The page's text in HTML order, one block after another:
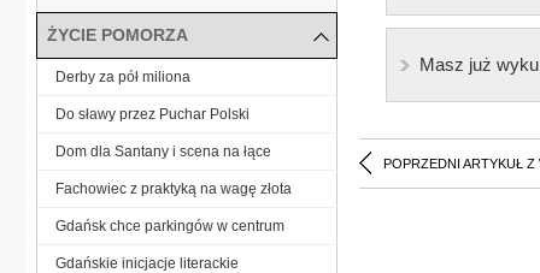
Masz już
POPRZEDNI ARTYKUŁ Z
ŻYCIE POMORZA
Derby za pół miliona
Do sławy przez Puchar Polski
Dom dla Santany i scena na łące
Fachowiec z praktyką na wagę złota
Gdańsk chce parkingów w centrum
Gdańskie inicjacje literackie